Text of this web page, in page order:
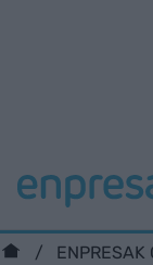
ENPRESAK